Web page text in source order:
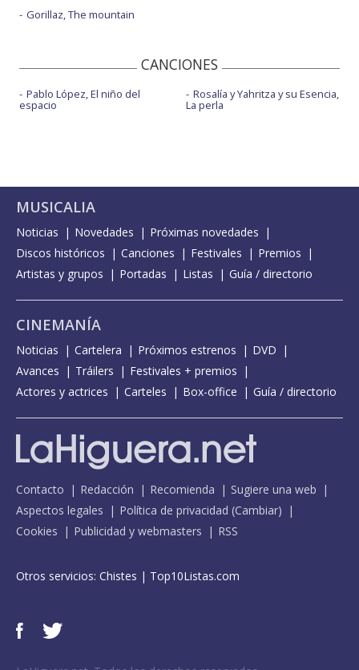
Gorillaz, The mountain
CANCIONES
Pablo López, El niño del
espacio
Rosalía y Yahritza y su Esencia,
La perla
MUSICALIA
Noticias Novedades
Próximas novedades
Discos históricos
Canciones Festivales
Premios
Artistas y grupos
Portadas Listas Guía / directorio
CINEMANÍA
Noticias Cartelera Próximos estrenos
DVD
Avances
Tráilers
Festivales + premios
Actores y actrices
Carteles Box-office Guía / directorio
Contacto Redacción Recomienda
Sugiere una web
Aspectos legales
Política de privacidad (Cambiar)
Cookies
Publicidad y webmasters RSS
Otros servicios: Chistes | Top10Listas.com